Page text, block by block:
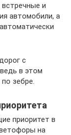
встречные и
автомобили, а
с
в этом
зебре.
приоритет в
на